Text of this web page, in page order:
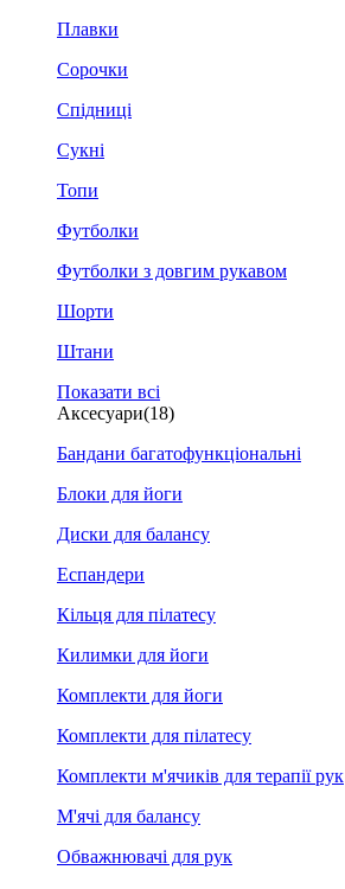
Плавки
Сорочки
Спідниці
Сукні
Топи
Футболки
Футболки з довгим рукавом
Шорти
Штани
Показати всі
Аксесуари(18)
Бандани багатофункціональні
Блоки для йоги
Диски для балансу
Еспандери
Кільця для пілатесу
Килимки для йоги
Комплекти для йоги
Комплекти для пілатесу
Комплекти м'ячиків для терапії рук
М'ячі для балансу
Обважнювачі для рук